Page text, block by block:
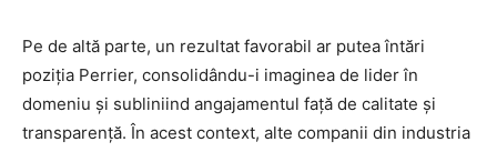
Pe de altă parte, un rezultat favorabil ar putea întări
poziția Perrier, consolidându-i imaginea de lider în
domeniu și subliniind angajamentul față de calitate și
transparență. În acest context, alte companii din industria